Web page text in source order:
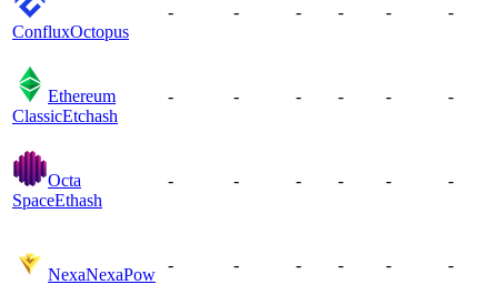
ConfluxOctopus
- - - - - -
Ethereum
ClassicEtchash
- - - - - -
Octa
SpaceEthash
- - - - - -
NexaNexaPow
- - - - - -